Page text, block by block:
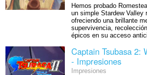
Hemos probado
un simple Stardew Valley
ofreciendo una brillante
supervivencia,
épicos en su acceso
Captain Tsubasa 2:
- Impresiones
Impresiones